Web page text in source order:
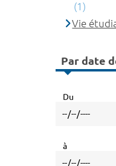
(1)
Vie
Par date
Du
à